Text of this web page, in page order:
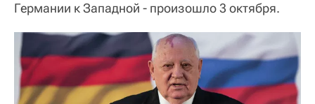
Германии к Западной - произошло 3 октября.